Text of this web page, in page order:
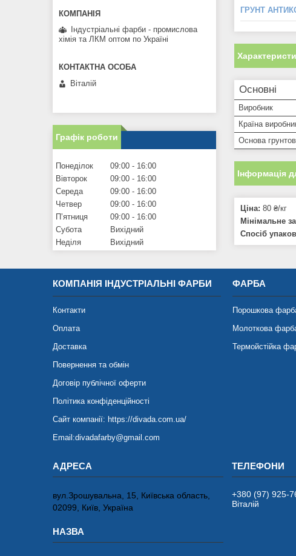
ГРУНТ
Основні
Виробник
Країна
Основа
Інформація
Ціна: 80 ₴/кг
Мінімальне
Спосіб
Індустріальні фарби - промислова
хімія та ЛКМ оптом по Україні
Віталій
Графік роботи
Понеділок 09:00
16:00
Вівторок
09:00
16:00
Середа
09:00
16:00
Четвер
09:00
16:00
Пʼятниця
09:00
16:00
Субота
Вихідний
Неділя
Вихідний
КОМПАНІЯ ІНДУСТРІАЛЬНІ ФАРБИ
Контакти
Оплата
Доставка
Повернення та обмін
Договір публічної оферти
Політика конфіденційності
Сайт компанії: https://divada.com.ua/
Email:divadafarby@gmail.com
ФАРБА
Порошкова
Молоткова
Термойстійка
вул.Зрошувальна, 15, Київська область,
02099, Київ, Україна
+380 (97) 925-
Віталій